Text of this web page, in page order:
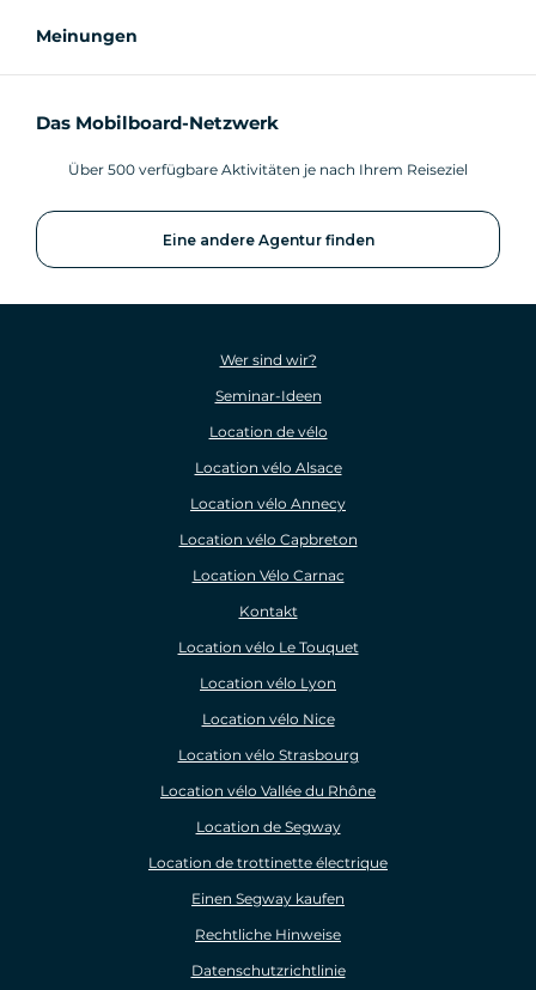
Meinungen
Das Mobilboard-Netzwerk
Über 500 verfügbare Aktivitäten je nach Ihrem Reiseziel
Eine andere Agentur finden
Wer sind wir?
Seminar-Ideen
Location de vélo
Location vélo Alsace
Location vélo Annecy
Location vélo Capbreton
Location Vélo Carnac
Kontakt
Location vélo Le Touquet
Location vélo Lyon
Location vélo Nice
Location vélo Strasbourg
Location vélo Vallée du Rhône
Location de Segway
Location de trottinette électrique
Einen Segway kaufen
Rechtliche Hinweise
Datenschutzrichtlinie